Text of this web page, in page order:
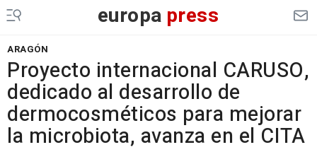
europa press
ARAGÓN
Proyecto internacional CARUSO,
dedicado al desarrollo de
dermocosméticos para mejorar
la microbiota, avanza en el CITA